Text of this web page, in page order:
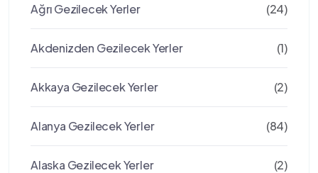
Ağrı Gezilecek Yerler (24)
Akdenizden Gezilecek Yerler (1)
Akkaya Gezilecek Yerler (2)
Alanya Gezilecek Yerler (84)
Alaska Gezilecek Yerler (2)